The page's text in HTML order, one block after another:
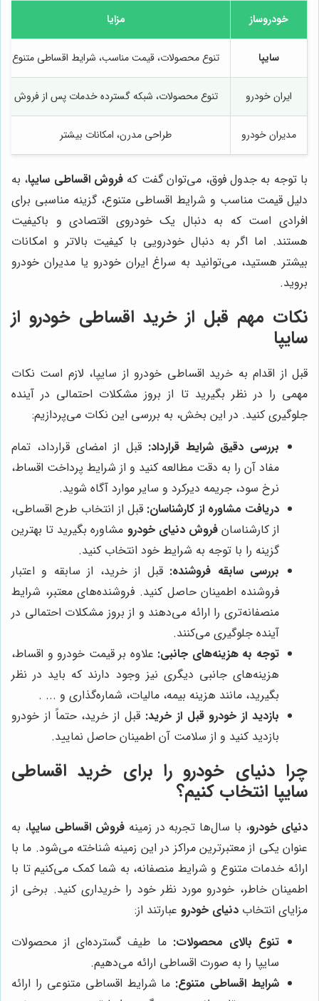
خودروساز مزایا
سایپا تنوع محصولات، قیمت مناسب، شرایط اقساطی متنوع
ایران خودرو تنوع محصولات، شبکه گسترده خدمات پس از فروش
مدیران خودرو طراحی مدرن، امکانات بیشتر
با توجه به جدول فوق، می‌توان گفت که فروش اقساطی سایپا، به
دلیل قیمت مناسب و شرایط اقساطی متنوع، گزینه مناسبی برای
افرادی است که به دنبال یک خودروی اقتصادی و باکیفیت
هستند. اما اگر به دنبال خودرویی با کیفیت بالاتر و امکانات
بیشتر هستید، می‌توانید به سراغ ایران خودرو یا مدیران خودرو
بروید.
نکات مهم قبل از خرید اقساطی خودرو از
سایپا
قبل از اقدام به خرید اقساطی خودرو از سایپا، لازم است نکات
مهمی را در نظر بگیرید تا از بروز مشکلات احتمالی در آینده
جلوگیری کنید. در این بخش، به بررسی این نکات می‌پردازیم:
بررسی دقیق شرایط قرارداد: قبل از امضای قرارداد، تمام
مفاد آن را به دقت مطالعه کنید و از شرایط پرداخت اقساط،
نرخ سود، جریمه دیرکرد و سایر موارد آگاه شوید.
دریافت مشاوره از کارشناسان: قبل از انتخاب طرح اقساطی،
از کارشناسانفروش دنیای خودرو مشاوره بگیرید تا بهترین
گزینه را با توجه به شرایط خود انتخاب کنید.
بررسی سابقه فروشنده: قبل از خرید، از سابقه و اعتبار
فروشنده اطمینان حاصل کنید. فروشنده‌های معتبر، شرایط
منصفانه‌تری را ارائه می‌دهند و از بروز مشکلات احتمالی در
آینده جلوگیری می‌کنند.
توجه به هزینه‌های جانبی: علاوه بر قیمت خودرو و اقساط،
هزینه‌های جانبی دیگری نیز وجود دارند که باید در نظر
بگیرید، مانند هزینه بیمه، مالیات، شماره‌گذاری و ... .
بازدید از خودرو قبل از خرید: قبل از خرید، حتماً از خودرو
بازدید کنید و از سلامت آن اطمینان حاصل نمایید.
چرا دنیای خودرو را برای خرید اقساطی
سایپا انتخاب کنیم؟
دنیای خودرو، با سال‌ها تجربه در زمینهفروش اقساطی سایپا، به
عنوان یکی از معتبرترین مراکز در این زمینه شناخته می‌شود. ما با
ارائه خدمات متنوع و شرایط منصفانه، به شما کمک می‌کنیم تا با
اطمینان خاطر، خودرو مورد نظر خود را خریداری کنید. برخی از
مزایای انتخاب دنیای خودرو عبارتند از:
تنوع بالای محصولات: ما طیف گسترده‌ای از محصولات
سایپا را به صورت اقساطی ارائه می‌دهیم.
شرایط اقساطی متنوع: ما شرایط اقساطی متنوعی را ارائه